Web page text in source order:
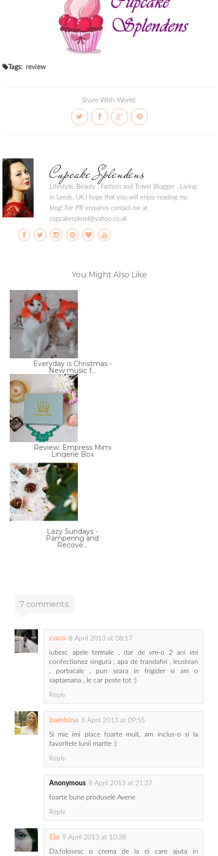
Tags: review
Share With World:
Cupcake Splendens
Lifestyle, Beauty , Fashion and Travel Blogger . Living
in Leeds, UK.I hope that you will enjoy reading my
blog! For PR enquires contact me at
cupcakesplend@yahoo.co.uk
You Might Also Like
Everyday is Christmas -
New music f...
Review: Empress Mimi
Lingerie Box
Lazy Sundays -
Pampering and
Recove...
7 comments:
coco 8 April 2013 at 08:17
iubesc apele termale , dar de vre-o 2 ani imi
confectionez singura , apa de trandafiri , leustean
, portocale , pun seara in frigider si am o
saptamana , le car peste tot :)
Reply
bambina 8 April 2013 at 09:55
Si mie imi place foarte mult, am inclus-o si la
favoritele lunii martie :)
Reply
Anonymous 8 April 2013 at 21:37
foarte bune produsele Avene
Reply
Ela 9 April 2013 at 10:38
Da,folosesc o crema de la ei care ajuta in